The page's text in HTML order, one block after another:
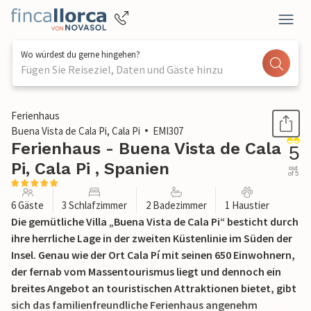
Wo würdest du gerne hingehen?
Fügen Sie Reiseziel, Daten und Gäste hinzu
1 / 37
Ferienhaus
Buena Vista de Cala Pi, Cala Pi
EMI307
Ferienhaus - Buena Vista de Cala
Pi, Cala Pi , Spanien
5
out
of 5
6 Gäste 3 Schlafzimmer 2 Badezimmer 1 Haustier
Die gemütliche Villa „Buena Vista de Cala Pi“ besticht durch
ihre herrliche Lage in der zweiten Küstenlinie im Süden der
Insel. Genau wie der Ort Cala Pí mit seinen 650 Einwohnern,
der fernab vom Massentourismus liegt und dennoch ein
breites Angebot an touristischen Attraktionen bietet, gibt
sich das familienfreundliche Ferienhaus angenehm